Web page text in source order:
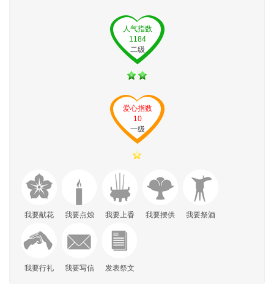
人气指数
1184
二级
爱心指数
10
一级
我要献花 我要点烛 我要上香 我要摆供 我要祭酒
我要行礼 我要写信 发表祭文